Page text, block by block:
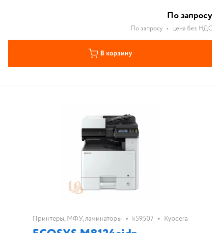
По запросу
По запросу • цена без НДС
В корзину
Принтеры, МФУ, ламинаторы • k59507 • Kyocera